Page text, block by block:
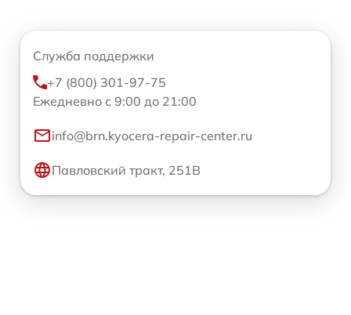
Служба поддержки
+7 (800) 301-97-75
Ежедневно с 9:00 до 21:00
info@brn.kyocera-repair-center.ru
Павловский тракт, 251В